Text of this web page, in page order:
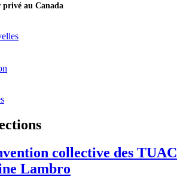
privé au Canada
collective des TUAC
Lambro